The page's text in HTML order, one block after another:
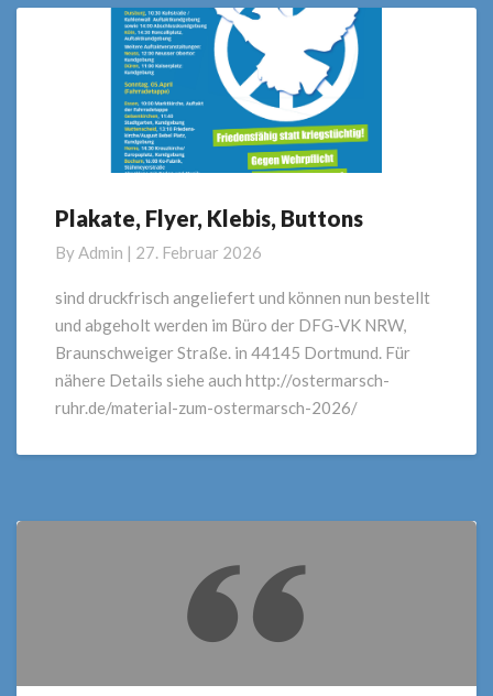
Plakate,
Klebis,
Buttons
Plakate, Flyer, Klebis, Buttons
ByAdmin | 27. Februar 2026
sind druckfrisch angeliefert und können nun bestellt
und abgeholt werden im Büro der DFG-VK NRW,
Braunschweiger Straße. in 44145 Dortmund. Für
nähere Details siehe auch http://ostermarsch-
ruhr.de/material-zum-ostermarsch-2026/